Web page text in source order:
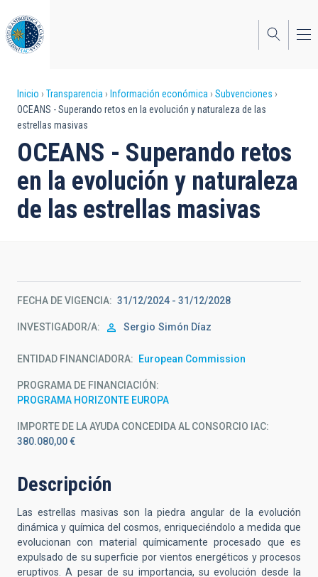
al
contenido
principal
Sobrescribir
enlaces
de
ayuda
a
la
Inicio Transparencia Información económica
Subvenciones
OCEANS - Superando retos en la evolución y naturaleza de las
estrellas masivas
OCEANS - Superando retos
en la evolución y naturaleza
de las estrellas masivas
FECHA DE VIGENCIA 31/12/2024 - 31/12/2028
INVESTIGADOR/A Sergio Simón Díaz
ENTIDAD FINANCIADORA European Commission
PROGRAMA DE FINANCIACIÓN
PROGRAMA HORIZONTE EUROPA
IMPORTE DE LA AYUDA CONCEDIDA AL CONSORCIO IAC
380.080,00 €
Descripción
Las estrellas masivas son la piedra angular de la evolución
dinámica y química del cosmos, enriqueciéndolo a medida que
evolucionan con material químicamente procesado que es
expulsado de su superficie por vientos energéticos y procesos
eruptivos. A pesar de su importancia, su evolución desde la